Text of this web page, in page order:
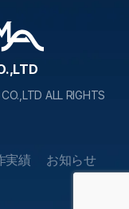
ALL RIGHTS
実績
お知らせ